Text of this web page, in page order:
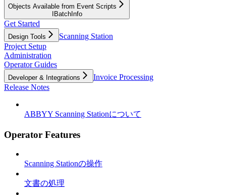
Objects Available from Event Scripts
IBatchInfo
Get Started
Design Tools
Scanning Station
Project Setup
Administration
Operator Guides
Developer & Integrations
Invoice Processing
Release Notes
ABBYY Scanning Stationについて
Operator Features
Scanning Stationの操作
文書の処理